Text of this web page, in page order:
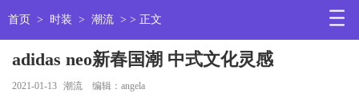
首页 > 时装 > 潮流 > > 正文
adidas neo新春国潮 中式文化灵感
2021-01-13 潮流 编辑：angela